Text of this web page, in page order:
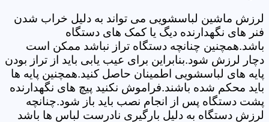
لرزش ماشین لباسشویی می تواند به دلیل خراب شدن
فنر های نگهدارنده دیگ یا کمک های دستگاه
باشد.همچنین چنانچه دستگاه تراز نباشد ممکن است
دچار لرزش شود.بنابراین برای عیب یابی باید از تراز بودن
پایه های لباسشویی اطمینان حاصل کنید.همچنین پایه ها
باید محکم شده باشند.فراموش نکنید پیچ های نگهدارنده
پشت دستگاه پس از انجام نصب باید باز شود.چنانچه
لرزش دستگاه به دلیل بارگیری نادرست لباس ها باشد